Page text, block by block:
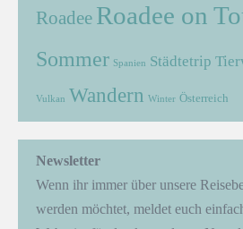
Roadee Roadee on
Sommer Spanien Städtetrip
Vulkan Wandern Winter Österreich
Newsletter
Wenn ihr immer über unsere
werden möchtet, meldet euch